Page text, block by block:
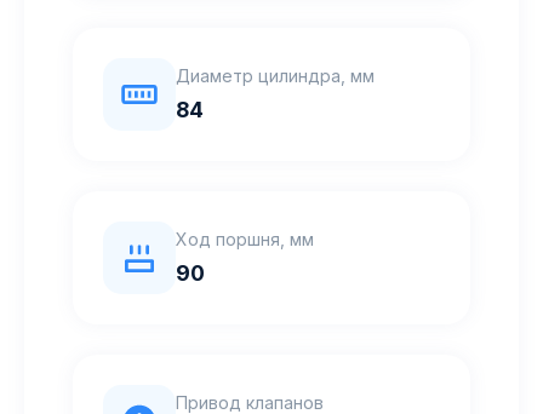
Диаметр цилиндра, мм
84
Ход поршня, мм
90
Привод клапанов